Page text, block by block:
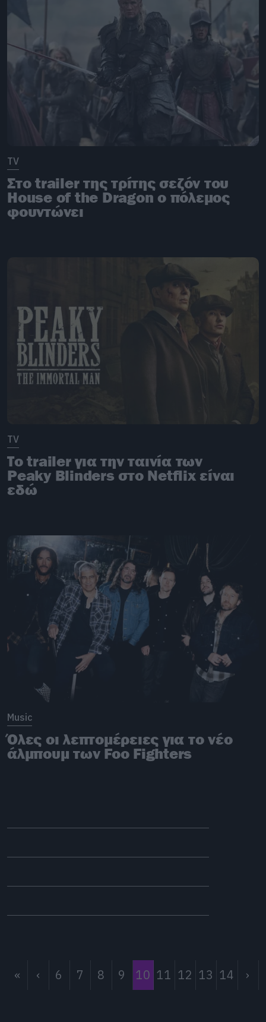
TV
Στο trailer της τρίτης σεζόν του
House of the Dragon ο πόλεμος
φουντώνει
TV
Το trailer για την ταινία των
Peaky Blinders στο Netflix είναι
εδώ
Music
Όλες οι λεπτομέρειες για το νέο
άλμπουμ των Foo Fighters
« ‹ 6 7 8 9 10 11 12 13 14 ›